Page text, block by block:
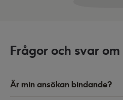
Frågor och svar
Är min ansökan bindande?